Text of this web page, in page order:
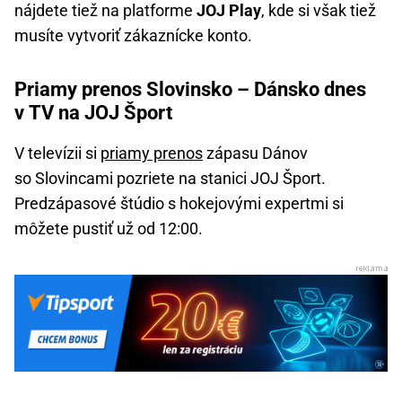
nájdete tiež na platforme JOJ Play, kde si však tiež
musíte vytvoriť zákaznícke konto.
Priamy prenos Slovinsko – Dánsko dnes
v TV na JOJ Šport
V televízii si priamy prenoszápasu Dánov
so Slovincami pozriete na stanici JOJ Šport.
Predzápasové štúdio s hokejovými expertmi si
môžete pustiť už od 12:00.